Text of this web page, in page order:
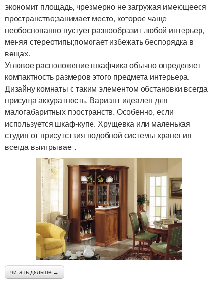
экономит площадь, чрезмерно не загружая имеющееся
пространство;занимает место, которое чаще
необоснованно пустует;разнообразит любой интерьер,
меняя стереотипы;помогает избежать беспорядка в
вещах.
Угловое расположение шкафчика обычно определяет
компактность размеров этого предмета интерьера.
Дизайну комнаты с таким элементом обстановки всегда
присуща аккуратность. Вариант идеален для
малогабаритных пространств. Особенно, если
используется шкаф-купе. Хрущевка или маленькая
студия от присутствия подобной системы хранения
всегда выигрывает.
читать дальше →